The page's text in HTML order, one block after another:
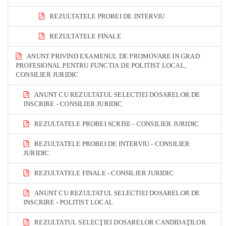
REZULTATELE PROBEI DE INTERVIU
REZULTATELE FINALE
ANUNT PRIVIND EXAMENUL DE PROMOVARE IN GRAD
PROFESIONAL PENTRU FUNCTIA DE POLITIST LOCAL,
CONSILIER JURIDIC
ANUNT CU REZULTATUL SELECTIEI DOSARELOR DE
INSCRIRE - CONSILIER JURIDIC
REZULTATELE PROBEI SCRISE - CONSILIER JURIDIC
REZULTATELE PROBEI DE INTERVIU - CONSILIER
JURIDIC
REZULTATELE FINALE - CONSILIER JURIDIC
ANUNT CU REZULTATUL SELECTIEI DOSARELOR DE
INSCRIRE - POLITIST LOCAL
REZULTATUL SELECŢIEI DOSARELOR CANDIDAŢILOR